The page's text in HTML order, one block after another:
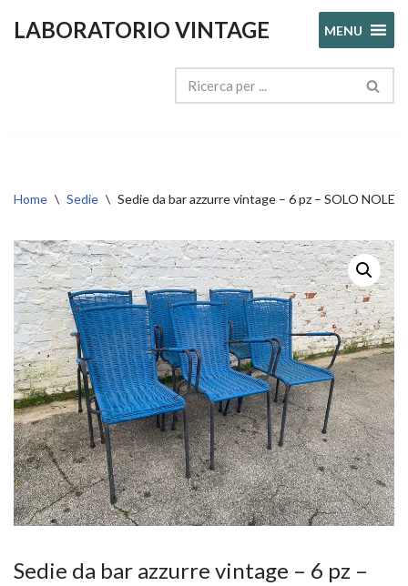
LABORATORIO VINTAGE MENU
Home \ Sedie \ Sedie da bar azzurre vintage – 6 pz – SOLO
Sedie da bar azzurre vintage – 6 pz –